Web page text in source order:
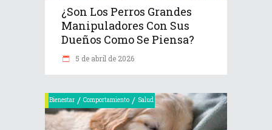
¿Son Los Perros Grandes
Manipuladores Con Sus
Dueños Como Se Piensa?
5 de abril de 2026
Bienestar / Comportamiento / Salud